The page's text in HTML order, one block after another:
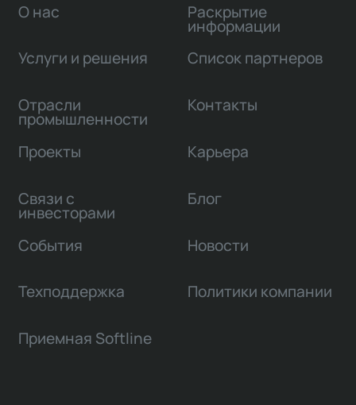
О нас
Услуги и решения
Отрасли
промышленности
Проекты
Связи с
инвесторами
Раскрытие
информации
Список партнеров
Контакты
Карьера
Блог
События Новости
Техподдержка Политики компании
Приемная Softline